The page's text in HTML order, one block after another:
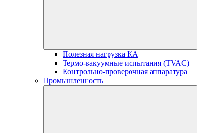
Полезная нагрузка КА
Термо-вакуумные испытания (TVAC)
Контрольно-проверочная аппаратура
Промышленность